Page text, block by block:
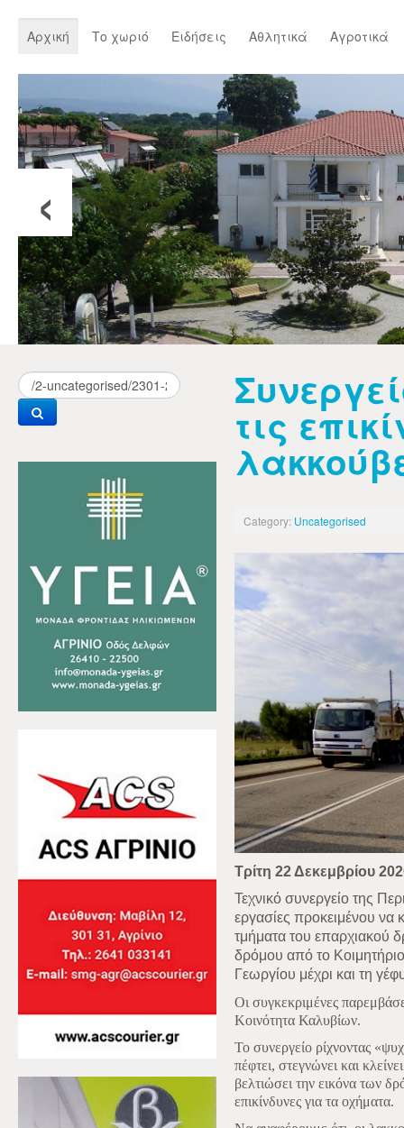
Αρχική Το χωριό Ειδήσεις Αθλητικά Αγροτικά
‹
τις
Category: Uncategorised
Τρίτη 22 Δεκεμβρίου
Τεχνικό συνεργείο της
εργασίες προκειμένου να
τμήματα του επαρχιακού
δρόμου από το
Γεωργίου μέχρι και τη
Οι συγκεκριμένες
Κοινότητα Καλυβίων.
Το συνεργείο ρίχνοντας
πέφτει, στεγνώνει και
βελτιώσει την εικόνα των
επικίνδυνες για τα οχήματα.